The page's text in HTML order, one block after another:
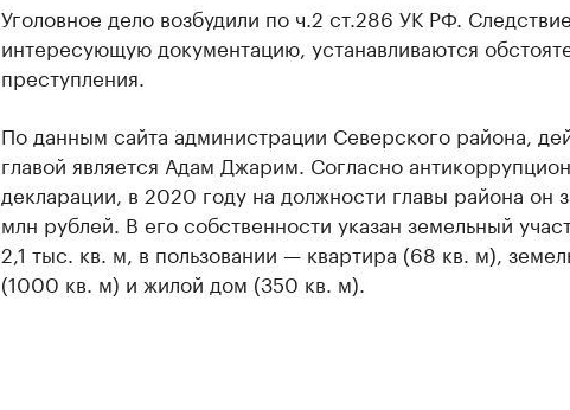
Уголовное дело возбудили по ч.2 ст.286 УК РФ.
интересующую документацию, устанавливаются
преступления.
По данным сайта администрации Северского района,
главой является Адам Джарим. Согласно
декларации, в 2020 году на должности главы района он
млн рублей. В его собственности указан земельный
2,1 тыс. кв. м, в пользовании — квартира (68 кв. м),
(1000 кв. м) и жилой дом (350 кв. м).